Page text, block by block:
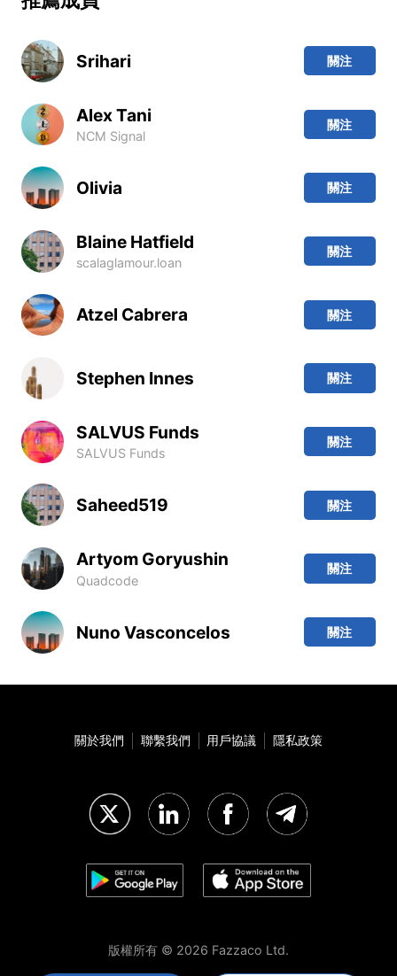
Srihari 關注
Alex Tani
NCM Signal
關注
Olivia 關注
Blaine Hatfield
scalaglamour.loan
關注
Atzel Cabrera 關注
Stephen Innes 關注
SALVUS Funds
SALVUS Funds
關注
Saheed519 關注
Artyom Goryushin
Quadcode
關注
Nuno Vasconcelos 關注
關於我們 聯繫我們 用戶協議 隱私政策
版權所有 © 2026 Fazzaco Ltd.